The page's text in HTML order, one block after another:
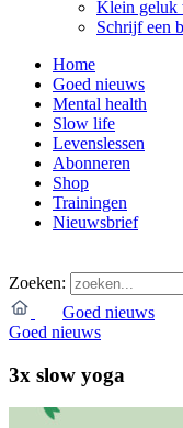
Klein geluk
Schrijf een
Home
Goed nieuws
Mental health
Slow life
Levenslessen
Abonneren
Shop
Trainingen
Nieuwsbrief
Zoeken:
Goed nieuws
Goed nieuws
3x slow yoga